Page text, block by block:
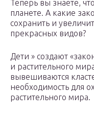
Теперь вы знаете,
планете. А какие
сохранить и
прекрасных видов?
Дети » создают
и растительного
вывешиваются
необходимость для
растительного мира.